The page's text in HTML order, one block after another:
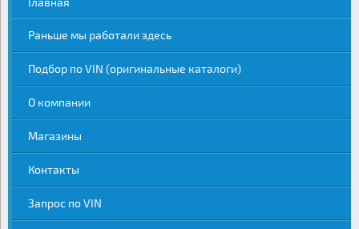
Раньше мы работали здесь
Подбор по VIN (оригинальные каталоги)
О компании
Магазины
Контакты
Запрос по VIN